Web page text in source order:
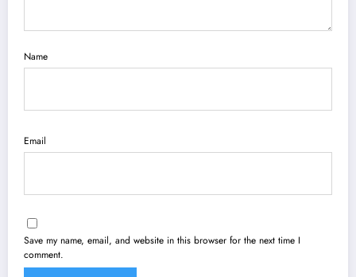
Name
Email
Save my name, email, and website in this browser for the next time I
comment.